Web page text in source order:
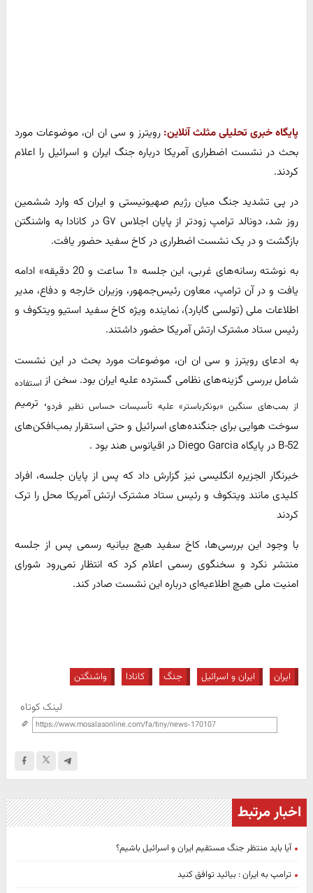
پایگاه خبری تحلیلی مثلث آنلاین: رویترز و سی ان ان، موضوعات مورد
بحث در نشست اضطراری آمریکا درباره جنگ ایران و اسرائیل را اعلام
کردند.
در پی تشدید جنگ میان رژیم صهیونیستی و ایران که وارد ششمین
روز شد، دونالد ترامپ زودتر از پایان اجلاس G۷ در کانادا به واشنگتن
بازگشت و در یک نشست اضطراری در کاخ سفید حضور یافت.
به نوشته رسانه‌های غربی، این جلسه «1 ساعت و 20 دقیقه» ادامه
یافت و در آن ترامپ، معاون رئیس‌جمهور، وزیران خارجه و دفاع، مدیر
اطلاعات ملی (تولسی گابارد)، نماینده ویژه کاخ سفید استیو ویتکوف و
رئیس ستاد مشترک ارتش آمریکا حضور داشتند.
به ادعای رویترز و سی ان ان، موضوعات مورد بحث در این نشست
شامل بررسی گزینه‌های نظامی گسترده علیه ایران بود. سخن از استفاده
از بمب‌های سنگین «بونکرباستر» علیه تأسیسات‌ حساس نظیر فردو، ترمیم
سوخت هوایی برای جنگنده‌های اسرائیل و حتی استقرار بمب‌افکن‌های
B‑52 در پایگاه Diego Garcia در اقیانوس هند بود .
خبرنگار الجزیره انگلیسی نیز گزارش داد که پس از پایان جلسه، افراد
کلیدی مانند ویتکوف و رئیس ستاد مشترک ارتش آمریکا محل را ترک
کردند
با وجود این بررسی‌ها، کاخ سفید هیچ بیانیه رسمی پس از جلسه
منتشر نکرد و سخنگوی رسمی اعلام کرد که انتظار نمی‌رود شورای
امنیت ملی هیچ اطلاعیه‌ای درباره این نشست صادر کند.
ایران ایران و اسرائیل جنگ کانادا واشنگتن
لینک کوتاه
اخبار مرتبط
آیا باید منتظر جنگ مستقیم ایران و اسرائیل باشیم؟
ترامپ به ایران : بیائید توافق کنید